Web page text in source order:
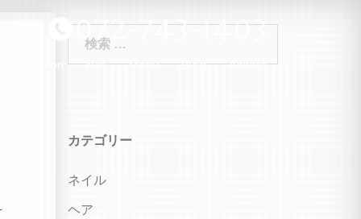
Nail Menu Blog Access
カテゴリー
ネイル
ヘア